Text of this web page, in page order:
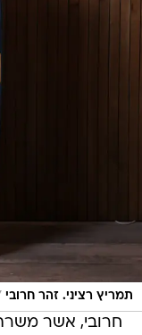
תמריץ רציני. זהר חרובי
חרובי, אשר